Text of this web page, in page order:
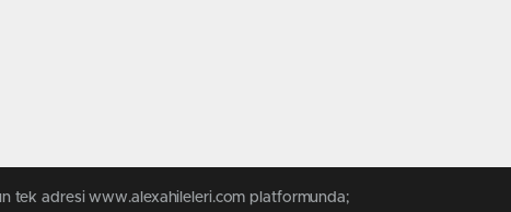
tek adresi www.alexahileleri.com platformunda;